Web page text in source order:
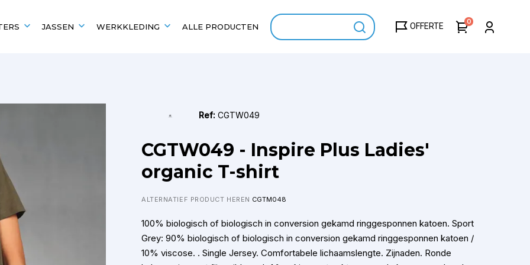
JASSEN WERKKLEDING ALLE PRODUCTEN OFFERTE 0
Scholen en verenigingen
Fruit of the Loom
Gildan
Kariban
Ref:CGTW049
CGTW049 - Inspire Plus Ladies'
organic T-shirt
ALTERNATIEF PRODUCT HEREN CGTM048
100% biologisch of biologisch in conversion gekamd ringgesponnen katoen. Sport
Grey: 90% biologisch of biologisch in conversion gekamd ringgesponnen katoen /
10% viscose. . Single Jersey. Comfortabele lichaamslengte. Zijnaden. Ronde